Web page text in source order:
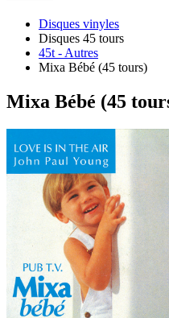
Disques vinyles
Disques 45 tours
45t - Autres
Mixa Bébé (45 tours)
Mixa Bébé (45